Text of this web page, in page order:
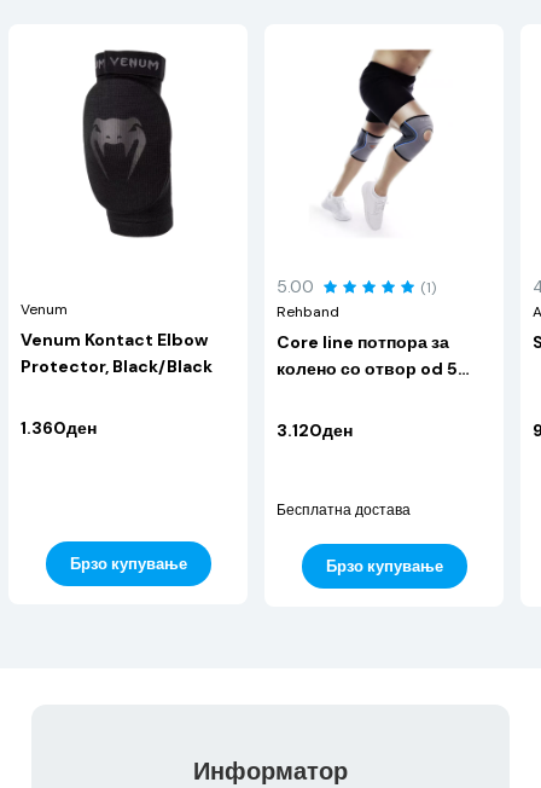
Venum
Venum Kontact Elbow
Protector, Black/Black
1.360ден
Брзо купување
5.00
(1)
Rehband
Core line потпора за
колено со отвор od 5
3.120ден
Бесплатна достава
Брзо купување
Информатор